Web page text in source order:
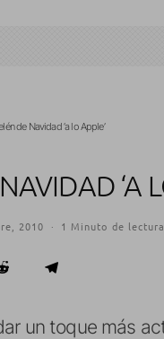
de Navidad ‘a lo Apple’
‘A
2010 · 1 Minuto de lectura
un toque más